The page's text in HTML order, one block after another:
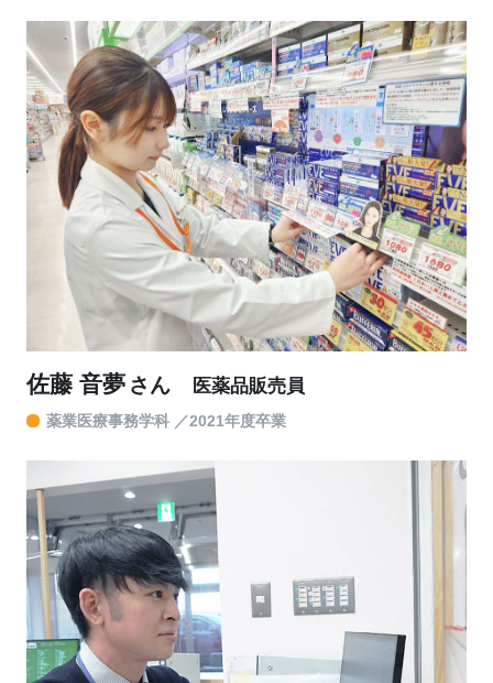
佐藤 音夢 さん 医薬品販売員
薬業医療事務学科 2021年度卒業